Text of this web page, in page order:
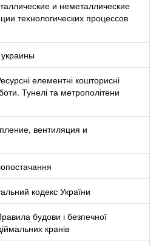
и неметаллические
технологических процессов
елементні кошторисні
Тунелі та метрополітени
вентиляция и
кодекс України
будови і безпечної
кранів